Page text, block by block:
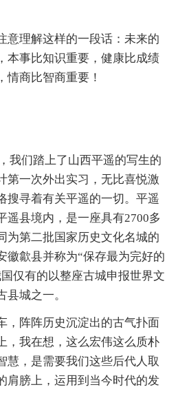
意理解这样的一段话：未来的
本事比知识重要，健康比成绩
情商比智商重要！
我们踏上了山西平遥的写生的
第一次外出实习，无比喜悦激
搜寻着有关平遥的一切。平遥
遥县境内，是一座具有2700多
为第二批国家历史文化名城的
徽歙县并称为“保存最为完好的
仅有的以整座古城申报世界文
县城之一。
，阵阵历史沉淀出的古气扑面
，我在想，这么宏伟这么质朴
慧，是需要我们这些后代人取
肩膀上，运用到当今时代的发